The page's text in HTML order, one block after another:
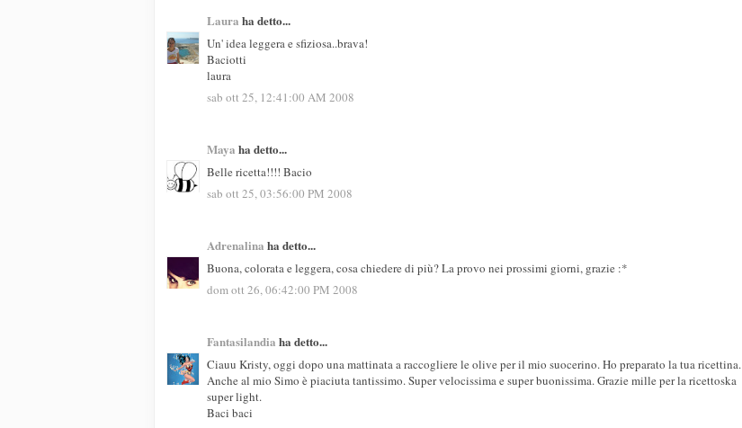
Laura ha detto...
Un' idea leggera e sfiziosa..brava!
Baciotti
laura
sab ott 25, 12:41:00 AM 2008
Maya ha detto...
Belle ricetta!!!! Bacio
sab ott 25, 03:56:00 PM 2008
Adrenalina ha detto...
Buona, colorata e leggera, cosa chiedere di più? La provo nei prossimi giorni, grazie :*
dom ott 26, 06:42:00 PM 2008
Fantasilandia ha detto...
Ciauu Kristy, oggi dopo una mattinata a raccogliere le olive per il mio suocerino. Ho preparato la tua ricettina.
Anche al mio Simo è piaciuta tantissimo. Super velocissima e super buonissima. Grazie mille per la ricettoska
super light.
Baci baci